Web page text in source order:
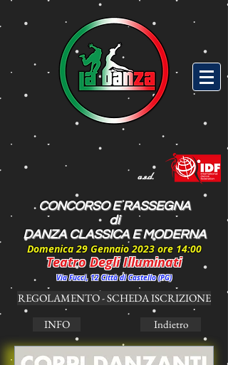
a.s.d.
CONCORSO E RASSEGNA
di
DANZA CLASSICA E MODERNA
Domenica 29 Gennaio 2023 ore 14:00
Teatro Degli Illuminati
Via Fucci, 12 Città di Castello (PG)
REGOLAMENTO - SCHEDA ISCRIZIONE
INFO
Indietro